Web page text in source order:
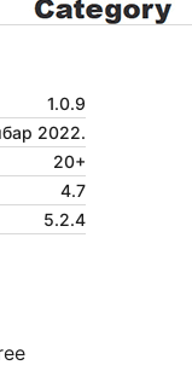
1.0.9
2022.
20+
4.7
5.2.4